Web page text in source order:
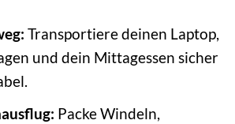
Transportiere deinen Laptop,
und dein Mittagessen sicher
Packe Windeln,